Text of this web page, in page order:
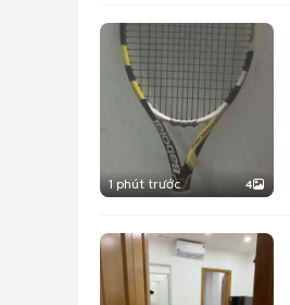
1 phút trước 4